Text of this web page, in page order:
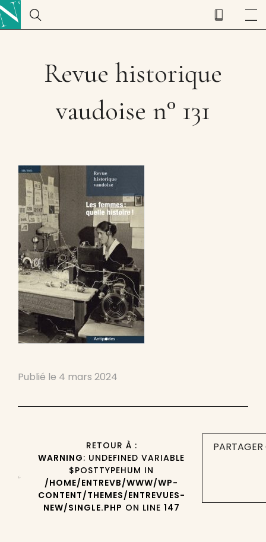
Revue historique
vaudoise n° 131
Publié le 4 mars 2024
RETOUR À :
WARNING: UNDEFINED VARIABLE
$POSTTYPEHUM IN
/HOME/ENTREVB/WWW/WP-
CONTENT/THEMES/ENTREVUES-
NEW/SINGLE.PHP ON LINE 147